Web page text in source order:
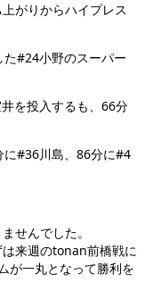
がりからハイプレス
#24小野のスーパー
を投入するも、66分
に#36川島、86分に#4
せんでした。
来週のtonan前橋戦に
が一丸となって勝利を